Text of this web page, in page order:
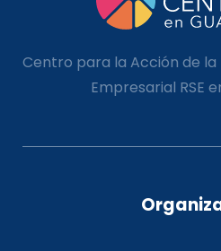
Centro para la Acción de la
Empresarial RSE